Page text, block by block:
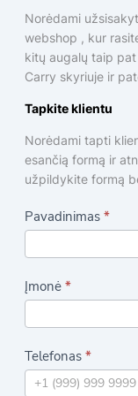
Norėdami
webshop , kur
kitų augalų taip
Carry skyriuje ir
Tapkite klientu
Norėdami tapti
esančią formą ir
užpildykite formą
"
s
n
d
Pavadinimas *
Įmonė *
Telefonas *